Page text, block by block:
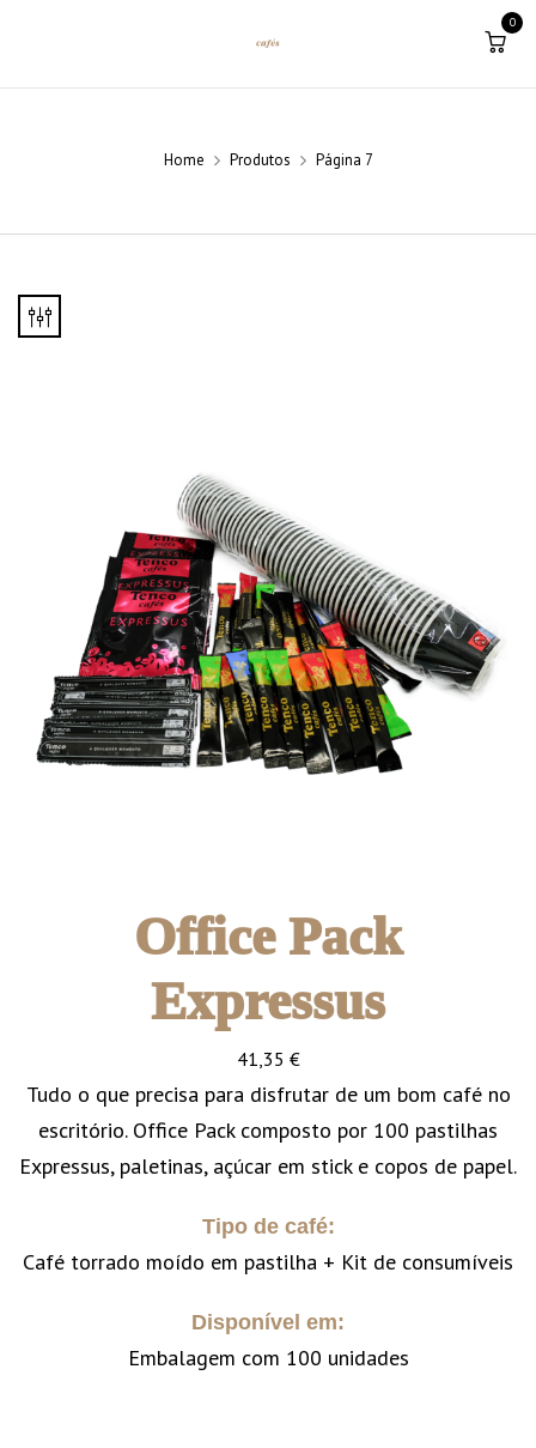
0
Home Produtos Página 7
Office Pack
Expressus
41,35 €
Tudo o que precisa para disfrutar de um bom café no
escritório. Office Pack composto por 100 pastilhas
Expressus, paletinas, açúcar em stick e copos de papel.
Tipo de café:
Café torrado moído em pastilha + Kit de consumíveis
Disponível em:
Embalagem com 100 unidades